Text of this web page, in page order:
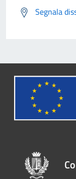
Segnala